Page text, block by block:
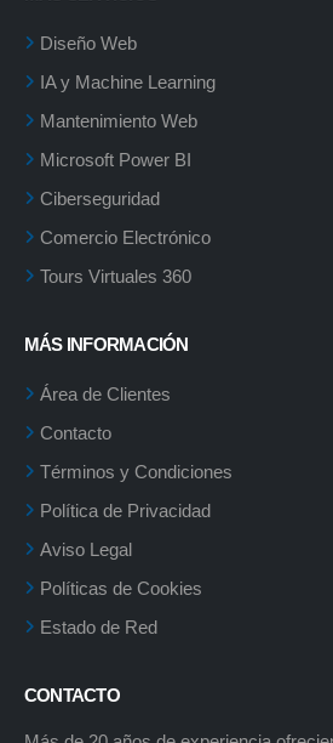
Diseño Web
IA y Machine Learning
Mantenimiento Web
Microsoft Power BI
Ciberseguridad
Comercio Electrónico
Tours Virtuales 360
MÁS INFORMACIÓN
Área de Clientes
Contacto
Términos y Condiciones
Política de Privacidad
Aviso Legal
Políticas de Cookies
Estado de Red
CONTACTO